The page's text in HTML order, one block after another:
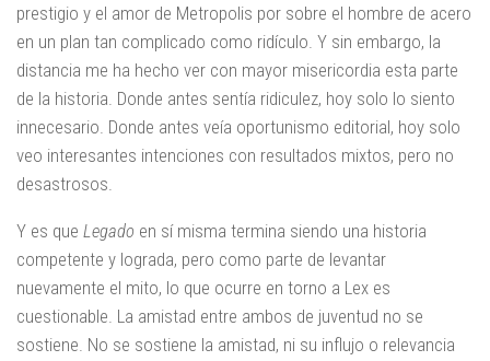
prestigio y el amor de Metropolis por sobre el hombre de acero
en un plan tan complicado como ridículo. Y sin embargo, la
distancia me ha hecho ver con mayor misericordia esta parte
de la historia. Donde antes sentía ridiculez, hoy solo lo siento
innecesario. Donde antes veía oportunismo editorial, hoy solo
veo interesantes intenciones con resultados mixtos, pero no
desastrosos.
Y es que Legado en sí misma termina siendo una historia
competente y lograda, pero como parte de levantar
nuevamente el mito, lo que ocurre en torno a Lex es
cuestionable. La amistad entre ambos de juventud no se
sostiene. No se sostiene la amistad, ni su influjo o relevancia